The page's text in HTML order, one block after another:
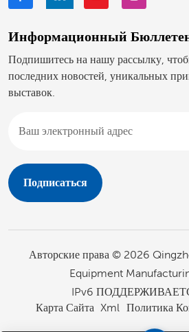
Информационный
Подпишитесь на нашу рассылку,
последних новостей, уникальных
выставок.
Авторские права © 2026
Equipment
IPv6
Карта Сайта Xml Политика